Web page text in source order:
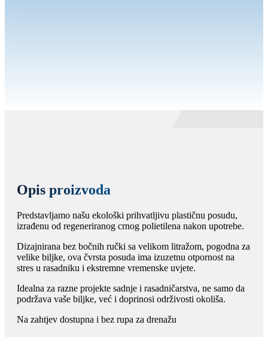
Opis proizvoda
Predstavljamo našu ekološki prihvatljivu plastičnu posudu,
izrađenu od regeneriranog crnog polietilena nakon upotrebe.
Dizajnirana bez bočnih ručki sa velikom litražom, pogodna za
velike biljke, ova čvrsta posuda ima izuzetnu otpornost na
stres u rasadniku i ekstremne vremenske uvjete.
Idealna za razne projekte sadnje i rasadničarstva, ne samo da
podržava vaše biljke, već i doprinosi održivosti okoliša.
Na zahtjev dostupna i bez rupa za drenažu